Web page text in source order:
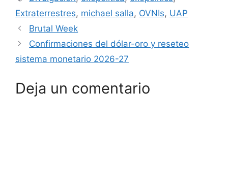
Extraterrestres, michael salla, OVNIs, UAP
Brutal Week
Confirmaciones del dólar-oro y reseteo
sistema monetario 2026-27
Deja un comentario